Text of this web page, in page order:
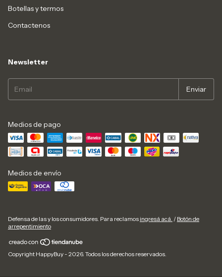
Botellas y termos
Contactenos
Newsletter
Medios de pago
Medios de envío
Defensa de las y los consumidores. Para reclamos ingresá acá. / Botón de
arrepentimiento
Copyright HappyBuy - 2026. Todos los derechos reservados.